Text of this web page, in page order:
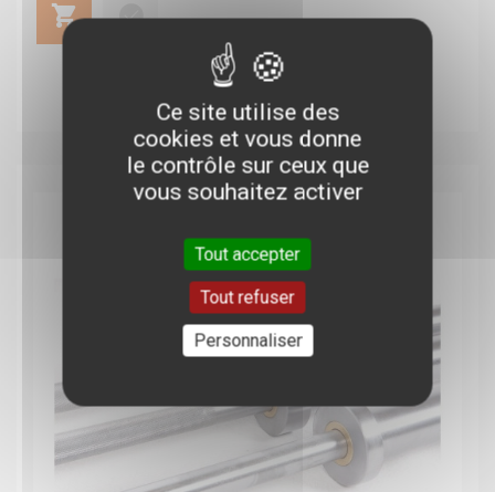
Ce site utilise des
cookies et vous donne
le contrôle sur ceux que
vous souhaitez activer
Tout accepter
Tout refuser
Personnaliser